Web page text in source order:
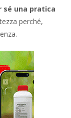
sé una pratica
perché,